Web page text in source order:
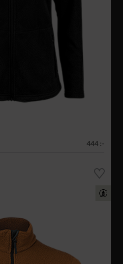
444 :-